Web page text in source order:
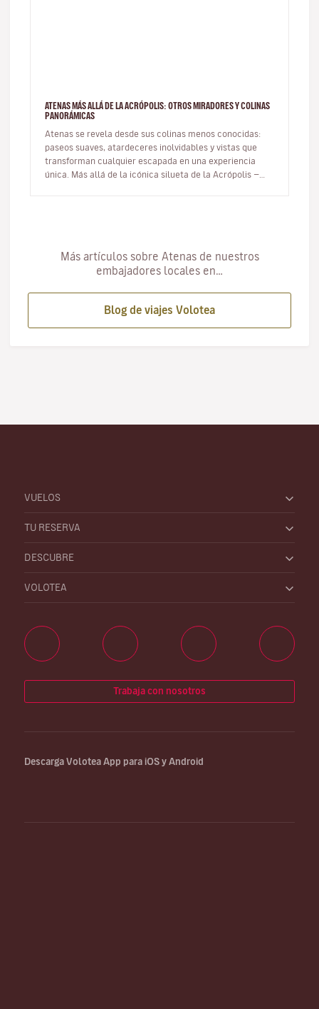
ATENAS MÁS ALLÁ DE LA ACRÓPOLIS: OTROS MIRADORES Y COLINAS
PANORÁMICAS
Atenas se revela desde sus colinas menos conocidas:
paseos suaves, atardeceres inolvidables y vistas que
transforman cualquier escapada en una experiencia
única. Más allá de la icónica silueta de la Acrópolis —
Más artículos sobre Atenas de nuestros
embajadores locales en…
Blog de viajes Volotea
VUELOS
TU RESERVA
DESCUBRE
VOLOTEA
Trabaja con nosotros
Descarga Volotea App para iOS y Android